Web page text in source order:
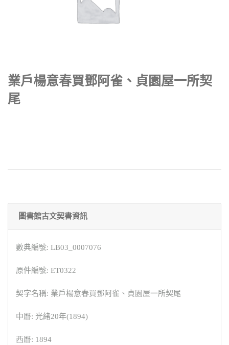
業戶楊意春買鄧阿雀、貞園屋一所契
尾
圖書館古文契書資訊
數典編號: LB03_0007076
原件編號: ET0322
契字名稱: 業戶楊意春買鄧阿雀、貞園屋一所契尾
中曆: 光緒20年(1894)
西曆: 1894